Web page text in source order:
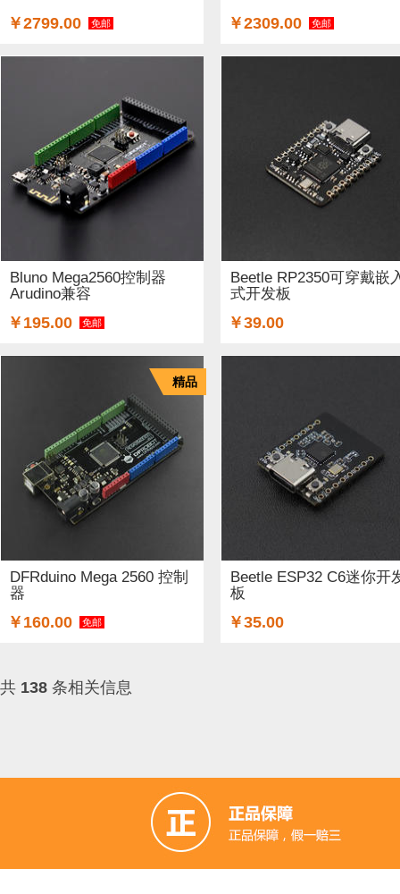
￥2799.00 免邮 ￥2309.00 免邮
Bluno Mega2560控制器
Arudino兼容
￥195.00 免邮
Beetle RP2350可穿戴嵌
式开发板
￥39.00
DFRduino Mega 2560 控制
器
￥160.00 免邮
精品
Beetle ESP32 C6迷你开
板
￥35.00
共 138 条相关信息